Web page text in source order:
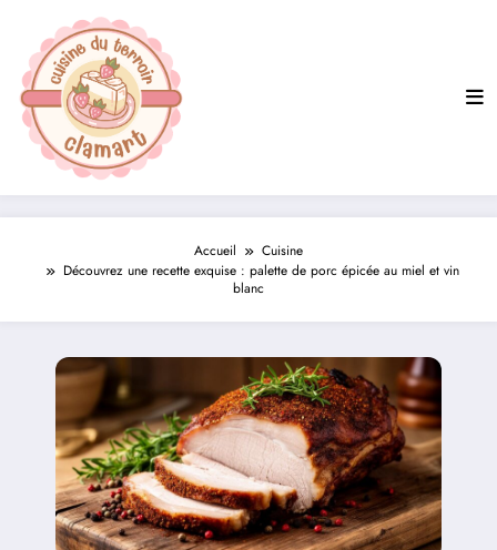
contenu
Accueil
Cuisine
Découvrez une recette exquise : palette de porc épicée au miel et vin
blanc